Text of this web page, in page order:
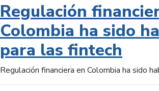
Regulación
Colombia ha sido
para las fintech
Regulación financiera en Colombia ha sido